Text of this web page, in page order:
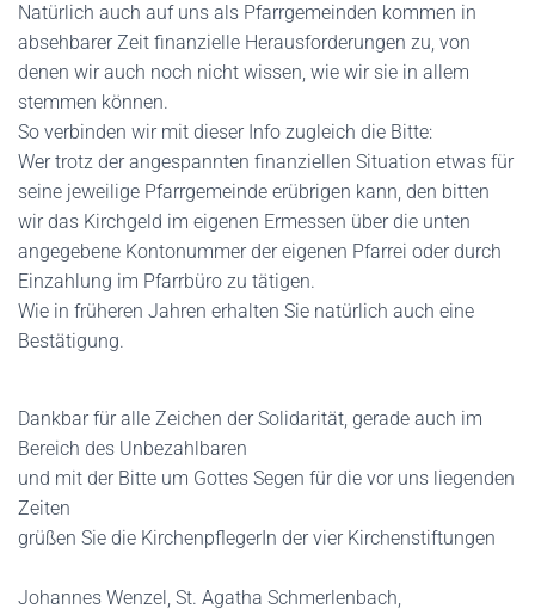
Natürlich auch auf uns als Pfarrgemeinden kommen in
absehbarer Zeit finanzielle Herausforderungen zu, von
denen wir auch noch nicht wissen, wie wir sie in allem
stemmen können.
So verbinden wir mit dieser Info zugleich die Bitte:
Wer trotz der angespannten finanziellen Situation etwas für
seine jeweilige Pfarrgemeinde erübrigen kann, den bitten
wir das Kirchgeld im eigenen Ermessen über die unten
angegebene Kontonummer der eigenen Pfarrei oder durch
Einzahlung im Pfarrbüro zu tätigen.
Wie in früheren Jahren erhalten Sie natürlich auch eine
Bestätigung.
Dankbar für alle Zeichen der Solidarität, gerade auch im
Bereich des Unbezahlbaren
und mit der Bitte um Gottes Segen für die vor uns liegenden
Zeiten
grüßen Sie die KirchenpflegerIn der vier Kirchenstiftungen
Johannes Wenzel, St. Agatha Schmerlenbach,